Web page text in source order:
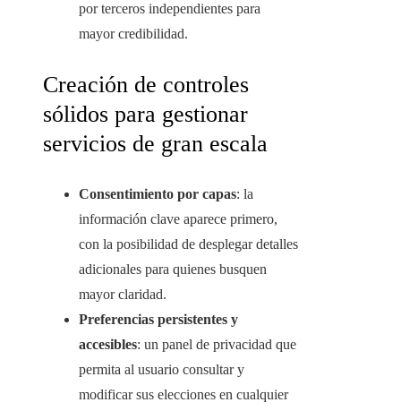
por terceros independientes para
mayor credibilidad.
Creación de controles
sólidos para gestionar
servicios de gran escala
Consentimiento por capas: la
información clave aparece primero,
con la posibilidad de desplegar detalles
adicionales para quienes busquen
mayor claridad.
Preferencias persistentes y
accesibles: un panel de privacidad que
permita al usuario consultar y
modificar sus elecciones en cualquier